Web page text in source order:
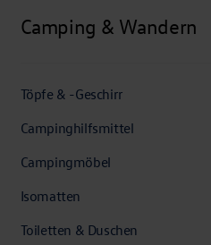
Camping & Wandern
Töpfe & -Geschirr
Campinghilfsmittel
Campingmöbel
Isomatten
Toiletten & Duschen